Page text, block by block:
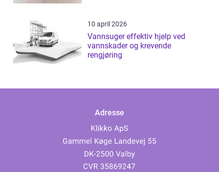
10 april 2026
Vannsuger effektiv hjelp ved
vannskader og krevende
rengjøring
Adresse